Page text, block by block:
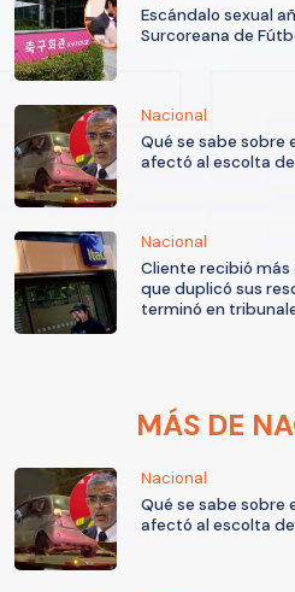
Escándalo sexual
Surcoreana de
Nacional
Qué se sabe sobre
afectó al escolta
Nacional
Cliente recibió más
que duplicó sus
terminó en
MÁS DE
Nacional
Qué se sabe sobre
afectó al escolta